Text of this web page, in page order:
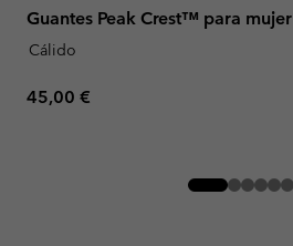
Guantes Peak Crest™ para mujer
Cálido
Regular price:
45,00 €